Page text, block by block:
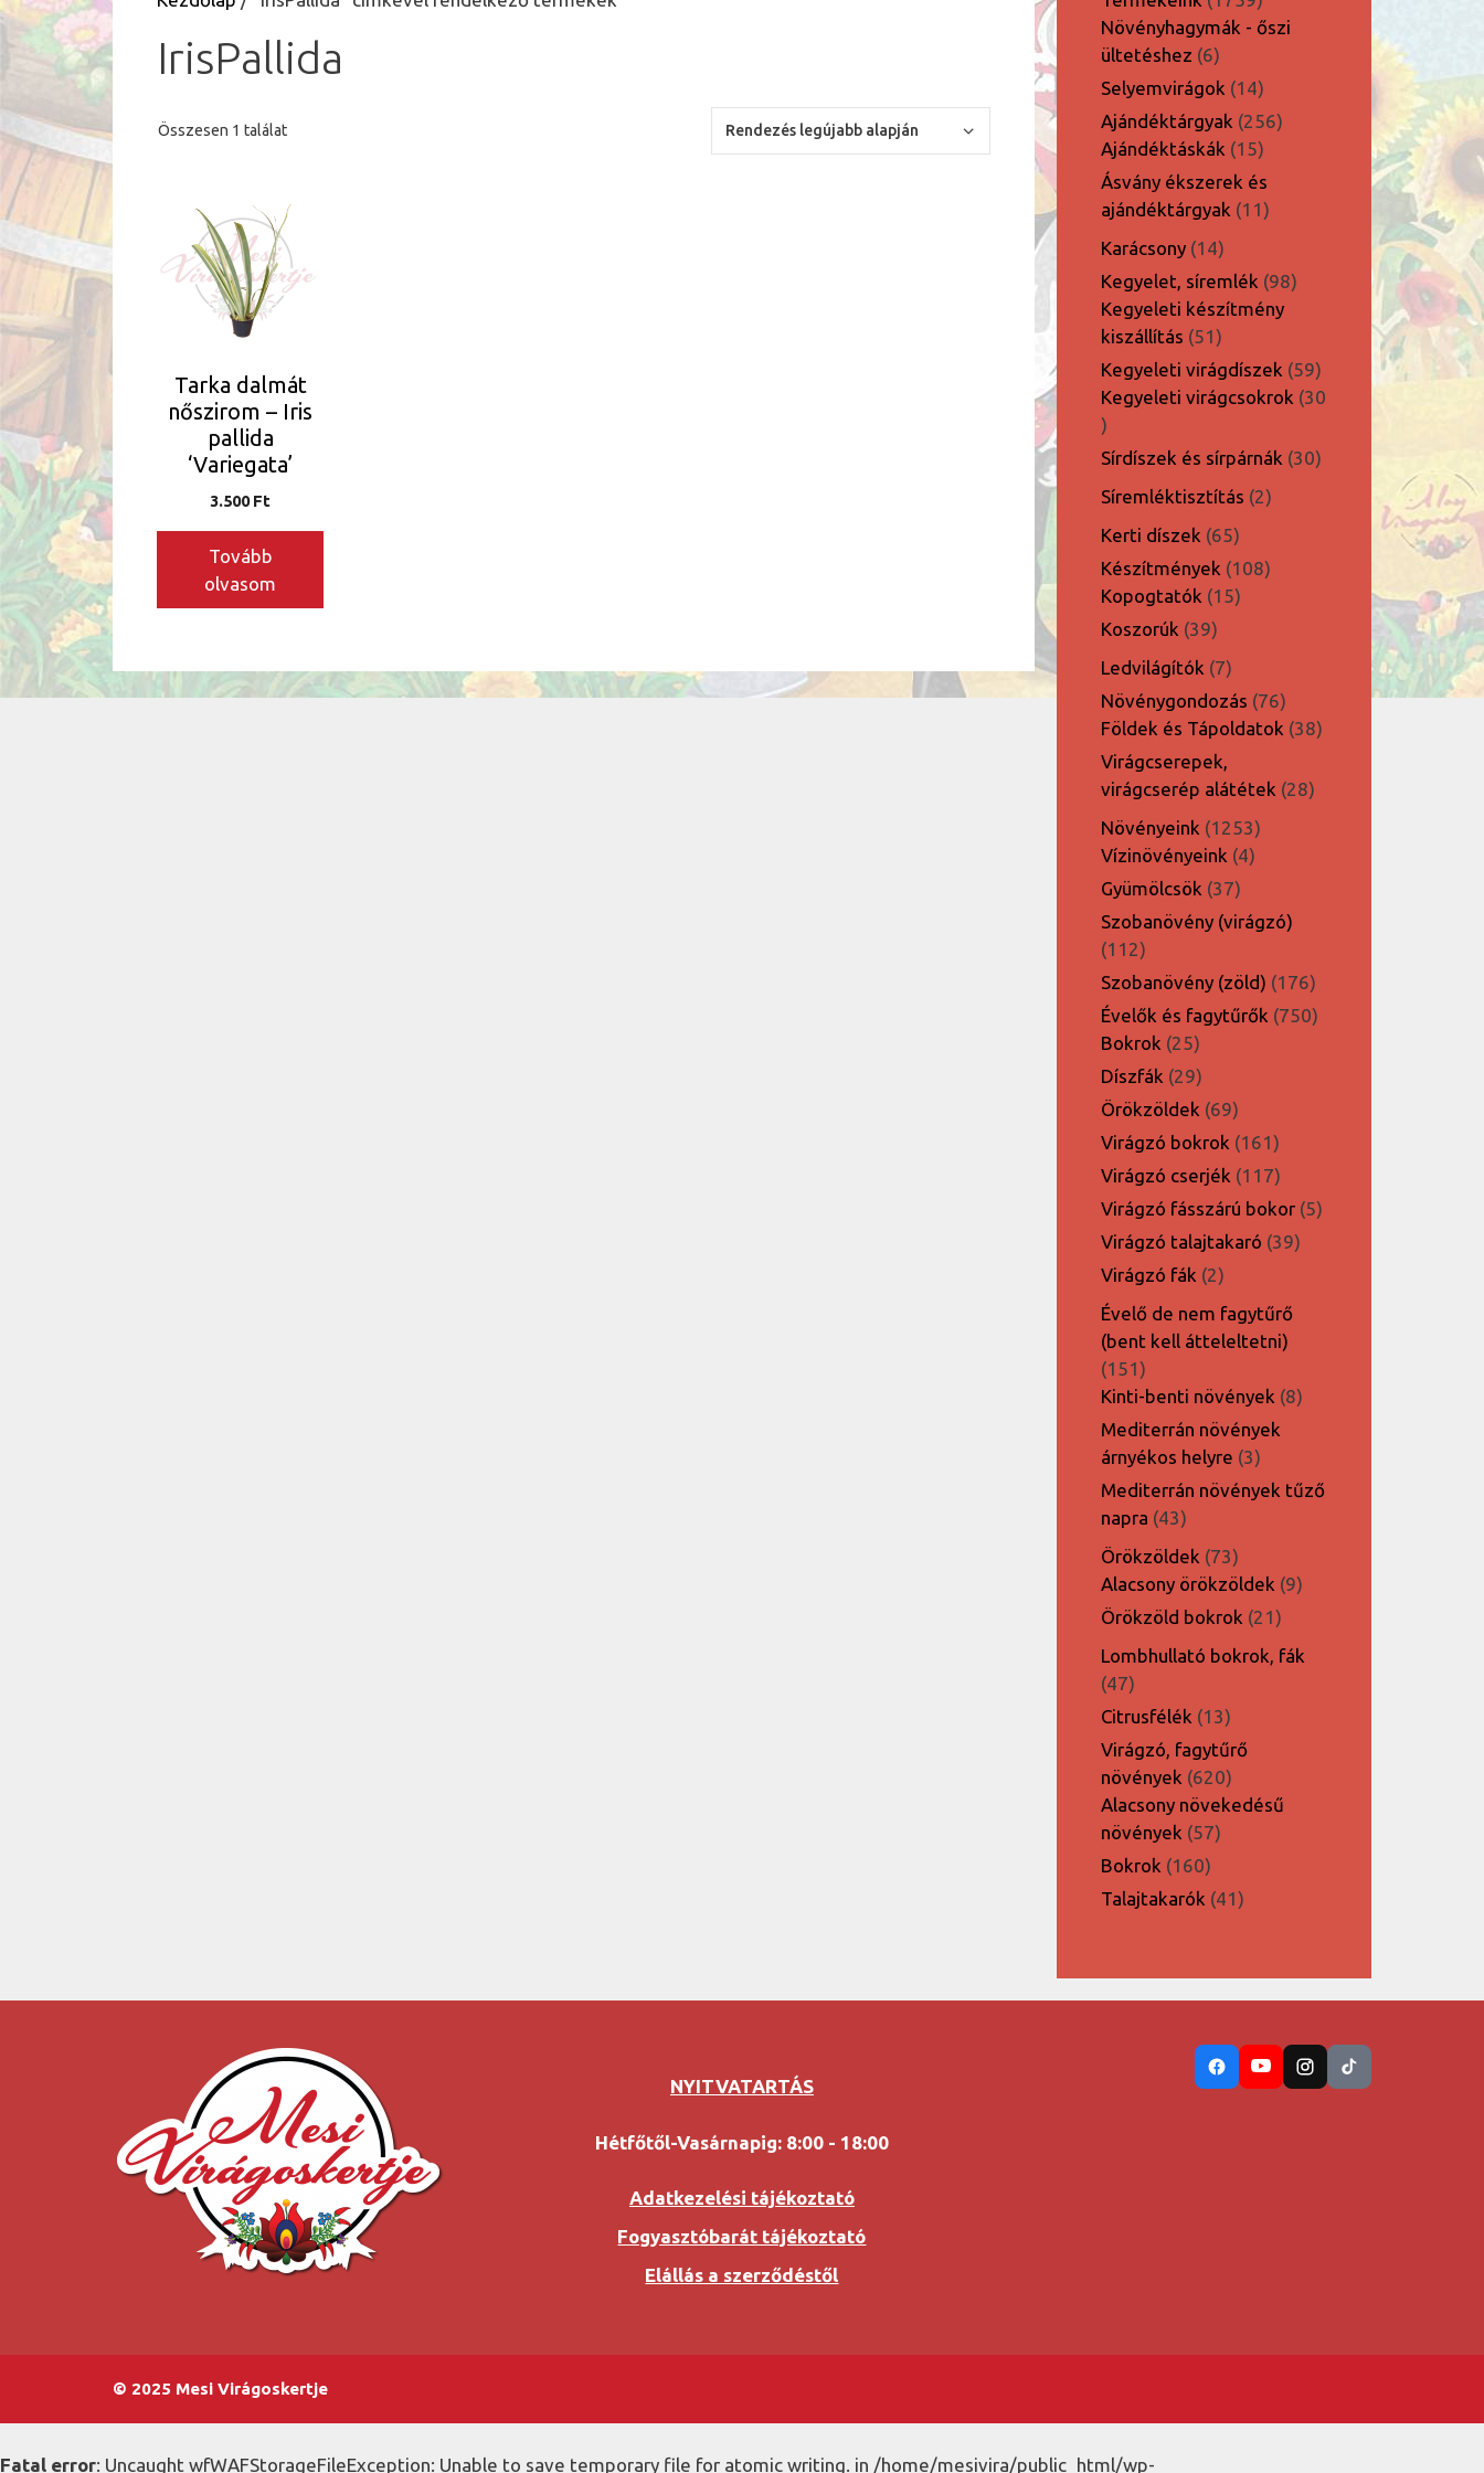
IrisPallida
Összesen 1 találat
Tarka dalmát
nőszirom – Iris
pallida
‘Variegata’
3.500Ft
Tovább
olvasom
termék
Növényhagymák - őszi
ültetéshez 66
termék
Selyemvirágok 1414
termék
Ajándéktárgyak 256256
Ajándéktáskák 1515
termék
Ásvány ékszerek és
ajándéktárgyak
1111
Karácsony 1414
termék
Kegyelet, síremlék 9898
Kegyeleti készítmény
kiszállítás 5151
termék
Kegyeleti virágdíszek 5959
termék
Kegyeleti virágcsokrok 30
30
termék
Sírdíszek és sírpárnák 3030
Síremléktisztítás 22
Kerti díszek 6565
termék
Készítmények 108108
Kopogtatók 1515
Koszorúk 3939
termék
Ledvilágítók 77
termék
Növénygondozás 7676
termék
Földek és Tápoldatok 3838
Virágcserepek,
virágcserép alátétek 2828
Növényeink 12531253
termék
Vízinövényeink 44
Gyümölcsök 3737
termék
Szobanövény (virágzó)
112112
termék
Szobanövény (zöld) 176176
termék
Évelők és fagytűrők 750750
Bokrok 2525
termék
Díszfák 2929
termék
Örökzöldek 6969
termék
Virágzó bokrok 161161
termék
Virágzó cserjék 117117
termék
Virágzó fásszárú bokor 55
Virágzó talajtakaró 3939
Virágzó fák 22
termék
Évelő de nem fagytűrő
(bent kell átteleltetni)
151151
termék
Kinti-benti növények 88
Mediterrán növények
árnyékos helyre 33
termék
Mediterrán növények tűző
napra 4343
termék
Örökzöldek 7373
termék
Alacsony örökzöldek 99
Örökzöld bokrok 2121
termék
Lombhullató bokrok, fák
4747
termék
Citrusfélék 1313
termék
Virágzó, fagytűrő
növények 620620
termék
Alacsony növekedésű
növények 5757
Bokrok 160160
termék
Talajtakarók 4141
NYITVATARTÁS
Hétfőtől-Vasárnapig: 8:00 - 18:00
Adatkezelési tájékoztató
Fogyasztóbarát tájékoztató
Elállás a szerződéstől
© 2025 Mesi Virágoskertje
Fatal error: Uncaught wfWAFStorageFileException: Unable to save temporary file for atomic writing. in /home/mesivira/public_html/wp-